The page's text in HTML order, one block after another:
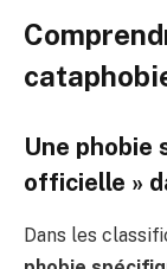
Une phobie
officielle »
Dans les